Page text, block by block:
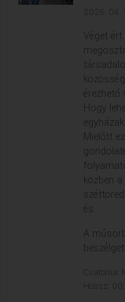
2026.
Véget
érezhető
Hogy
Mielőtt
közben
és...
A
Csatorna:
Hossz: